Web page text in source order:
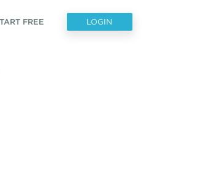
FREE LOGIN